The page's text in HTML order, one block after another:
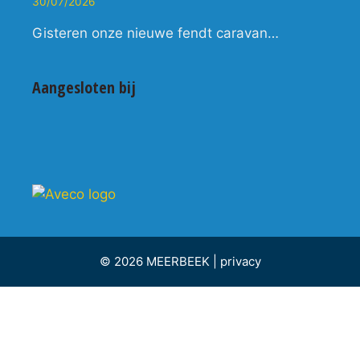
Gisteren onze nieuwe fendt caravan…
Aangesloten bij
© 2026 MEERBEEK | privacy